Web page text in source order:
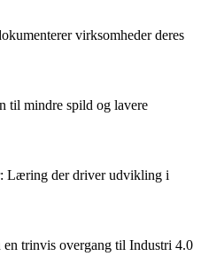
virksomheder deres
til mindre spild og lavere
Læring der driver udvikling i
trinvis overgang til Industri 4.0